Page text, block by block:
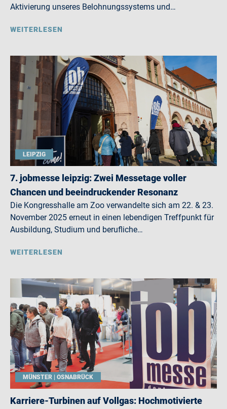
Aktivierung unseres Belohnungssystems und…
WEITERLESEN
LEIPZIG
7. jobmesse leipzig: Zwei Messetage voller
Chancen und beeindruckender Resonanz
Die Kongresshalle am Zoo verwandelte sich am 22. & 23.
November 2025 erneut in einen lebendigen Treffpunkt für
Ausbildung, Studium und berufliche…
WEITERLESEN
MÜNSTER | OSNABRÜCK
Karriere-Turbinen auf Vollgas: Hochmotivierte